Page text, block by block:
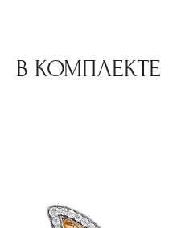
В КОМПЛЕКТЕ
( забота о клиентах )